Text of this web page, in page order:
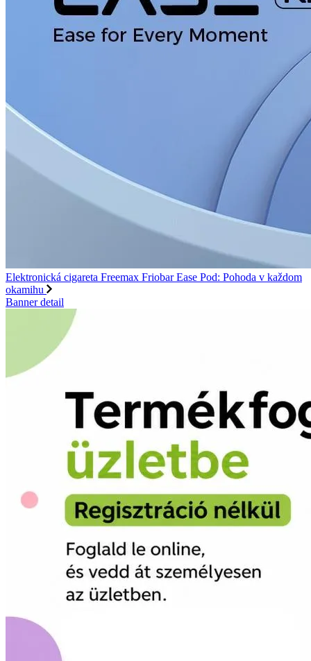
Elektronická cigareta Freemax Friobar Ease Pod: Pohoda v každom
okamihu
Banner detail